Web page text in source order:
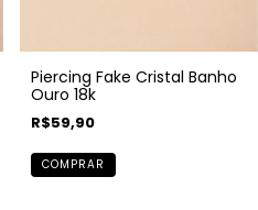
Piercing Fake Cristal Banho
Ouro 18k
R$59,90
COMPRAR